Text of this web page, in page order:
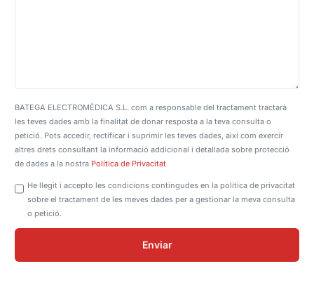
BATEGA ELECTROMÈDICA S.L. com a responsable del tractament tractarà
les teves dades amb la finalitat de donar resposta a la teva consulta o
petició. Pots accedir, rectificar i suprimir les teves dades, així com exercir
altres drets consultant la informació addicional i detallada sobre protecció
de dades a la nostra Política de Privacitat
He llegit i accepto les condicions contingudes en la política de privacitat
sobre el tractament de les meves dades per a gestionar la meva consulta
o petició.